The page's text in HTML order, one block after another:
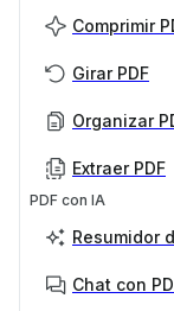
Comprimir
Girar PDF
Organizar
Extraer PDF
PDF con IA
Resumidor
Chat con